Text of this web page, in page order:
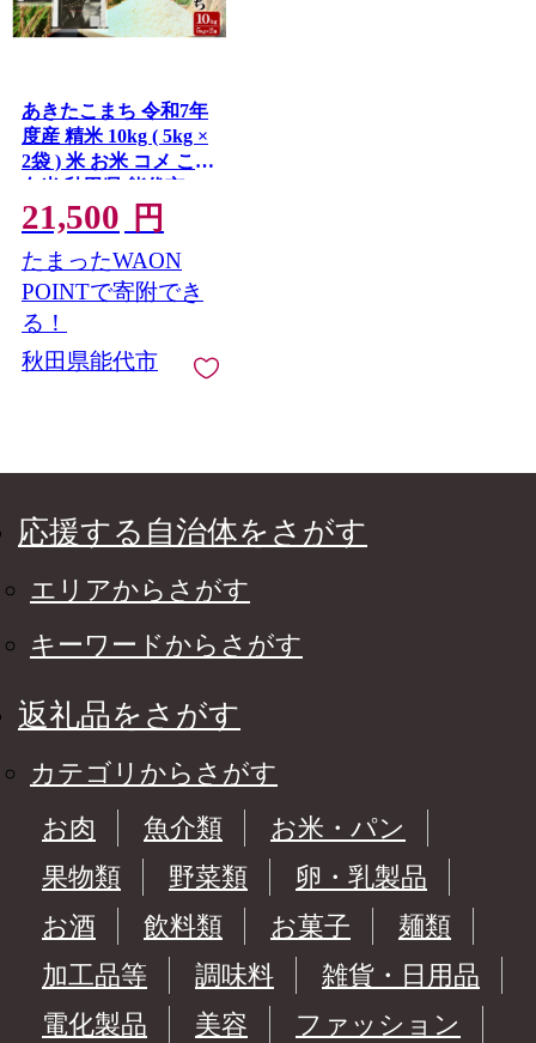
あきたこまち 令和7年
度産 精米 10kg ( 5kg ×
2袋 ) 米 お米 コメ こめ
白米 秋田県 能代市
21,500 円
たまったWAON
POINTで寄附でき
る！
秋田県能代市
応援する自治体をさがす
エリアからさがす
キーワードからさがす
返礼品をさがす
カテゴリからさがす
お肉
魚介類
お米・パン
果物類
野菜類
卵・乳製品
お酒
飲料類 お菓子
麺類
加工品等
調味料
雑貨・日用品
電化製品
美容
ファッション